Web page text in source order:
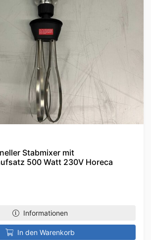
Stabmixer mit
500 Watt 230V Horeca
Informationen
In den Warenkorb